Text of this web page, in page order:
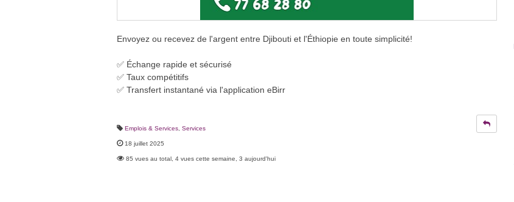
Envoyez ou recevez de l'argent entre Djibouti et l'Éthiopie en toute simplicité!
✅ Échange rapide et sécurisé
✅ Taux compétitifs
✅ Transfert instantané via l'application eBirr
Emplois & Services Services
18 juillet 2025
85 vues au total, 4 vues cette semaine, 3 aujourd'hui